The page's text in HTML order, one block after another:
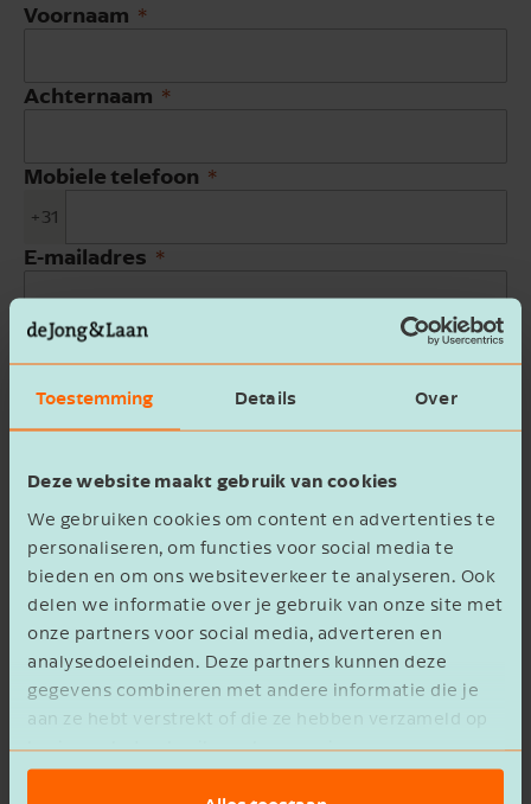
Toestemming Details Over
Deze website maakt gebruik van cookies
We gebruiken cookies om content en advertenties te
personaliseren, om functies voor social media te
bieden en om ons websiteverkeer te analyseren. Ook
delen we informatie over je gebruik van onze site met
onze partners voor social media, adverteren en
analysedoeleinden. Deze partners kunnen deze
gegevens combineren met andere informatie die je
aan ze hebt verstrekt of die ze hebben verzameld op
basis van het gebruik van hun services.
Voornaam
Achternaam
Mobiele telefoon
+31
E-mailadres
Bedrijfsnaam
Ik ga akkoord met hetprivacy statement
Verzenden